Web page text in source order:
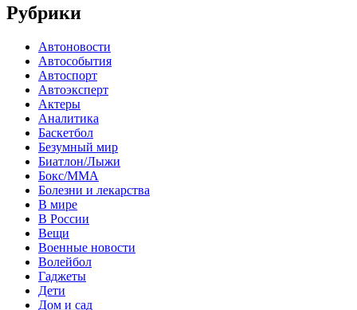
Рубрики
Автоновости
Автособытия
Автоспорт
Автоэксперт
Актеры
Аналитика
Баскетбол
Безумный мир
Биатлон/Лыжи
Бокс/MMA
Болезни и лекарства
В мире
В России
Вещи
Военные новости
Волейбол
Гаджеты
Дети
Дом и сад